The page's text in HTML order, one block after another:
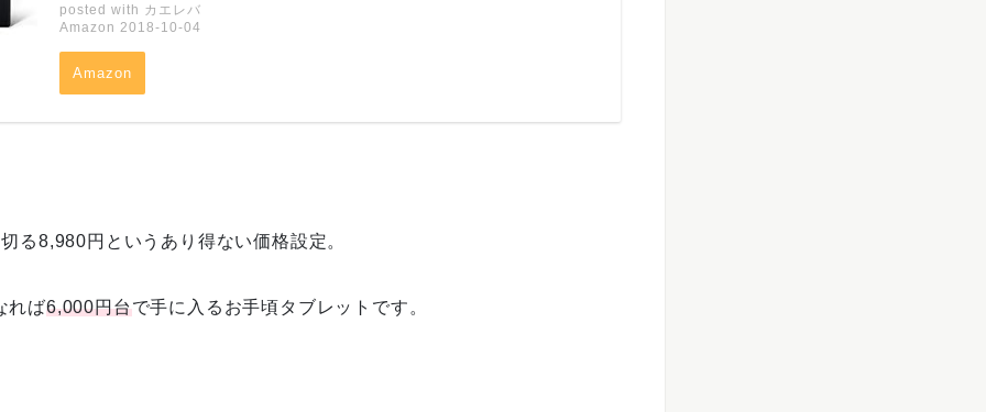
posted with カエレバ
Amazon 2018-10-04
Amazon
る8,980円というあり得ない価格設定。
れば6,000円台で手に入るお手頃タブレットです。